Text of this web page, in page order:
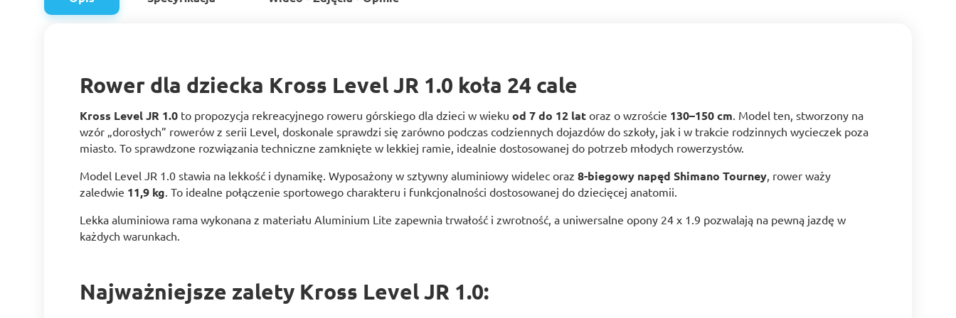
Rower dla dziecka Kross Level JR 1.0 koła 24 cale
Kross Level JR 1.0 to propozycja rekreacyjnego roweru górskiego dla dzieci w wieku od 7 do 12 lat oraz o wzroście 130–150 cm. Model ten, stworzony na
wzór „dorosłych” rowerów z serii Level, doskonale sprawdzi się zarówno podczas codziennych dojazdów do szkoły, jak i w trakcie rodzinnych wycieczek poza
miasto. To sprawdzone rozwiązania techniczne zamknięte w lekkiej ramie, idealnie dostosowanej do potrzeb młodych rowerzystów.
Model Level JR 1.0 stawia na lekkość i dynamikę. Wyposażony w sztywny aluminiowy widelec oraz 8-biegowy napęd Shimano Tourney, rower waży
zaledwie 11,9 kg. To idealne połączenie sportowego charakteru i funkcjonalności dostosowanej do dziecięcej anatomii.
Lekka aluminiowa rama wykonana z materiału Aluminium Lite zapewnia trwałość i zwrotność, a uniwersalne opony 24 x 1.9 pozwalają na pewną jazdę w
każdych warunkach.
Najważniejsze zalety Kross Level JR 1.0: